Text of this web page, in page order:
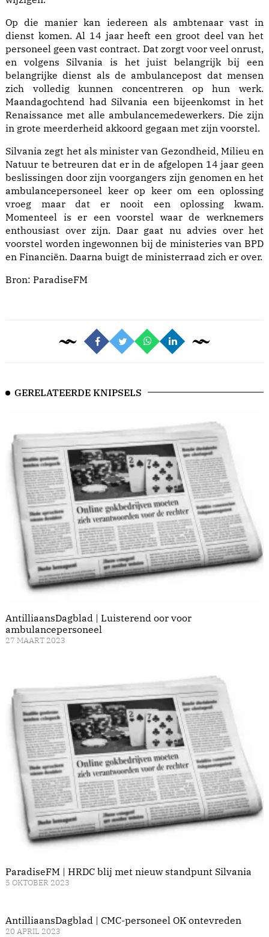
Op die manier kan iedereen als ambtenaar vast in
dienst komen. Al 14 jaar heeft een groot deel van het
personeel geen vast contract. Dat zorgt voor veel onrust,
en volgens Silvania is het juist belangrijk bij een
belangrijke dienst als de ambulancepost dat mensen
zich volledig kunnen concentreren op hun werk.
Maandagochtend had Silvania een bijeenkomst in het
Renaissance met alle ambulancemedewerkers. Die zijn
in grote meerderheid akkoord gegaan met zijn voorstel.
Silvania zegt het als minister van Gezondheid, Milieu en
Natuur te betreuren dat er in de afgelopen 14 jaar geen
beslissingen door zijn voorgangers zijn genomen en het
ambulancepersoneel keer op keer om een oplossing
vroeg maar dat er nooit een oplossing kwam.
Momenteel is er een voorstel waar de werknemers
enthousiast over zijn. Daar gaat nu advies over het
voorstel worden ingewonnen bij de ministeries van BPD
en Financiën. Daarna buigt de ministerraad zich er over.
Bron: ParadiseFM
GERELATEERDE KNIPSELS
AntilliaansDagblad | Luisterend oor voor
ambulancepersoneel
27 MAART 2023
ParadiseFM | HRDC blij met nieuw standpunt Silvania
5 OKTOBER 2023
AntilliaansDagblad | CMC-personeel OK ontevreden
20 APRIL 2023